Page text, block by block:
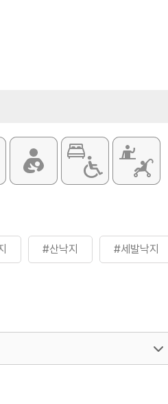
#산낙지 #세발낙지